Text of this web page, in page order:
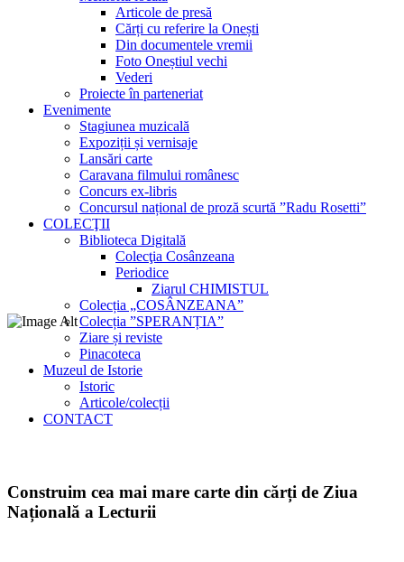
Articole de presă
Cărți cu referire la Onești
Din documentele vremii
Foto Oneștiul vechi
Vederi
Proiecte în parteneriat
Evenimente
Stagiunea muzicală
Expoziții și vernisaje
Lansări carte
Caravana filmului românesc
Concurs ex-libris
Concursul național de proză scurtă ”Radu Rosetti”
COLECŢII
Biblioteca Digitală
Colecţia Cosânzeana
Periodice
Ziarul CHIMISTUL
Colecția „COSÂNZEANA”
Colecția ”SPERANȚIA”
Ziare și reviste
Pinacoteca
Muzeul de Istorie
Istoric
Articole/colecții
CONTACT
Construim cea mai mare carte din cărți de Ziua
Națională a Lecturii